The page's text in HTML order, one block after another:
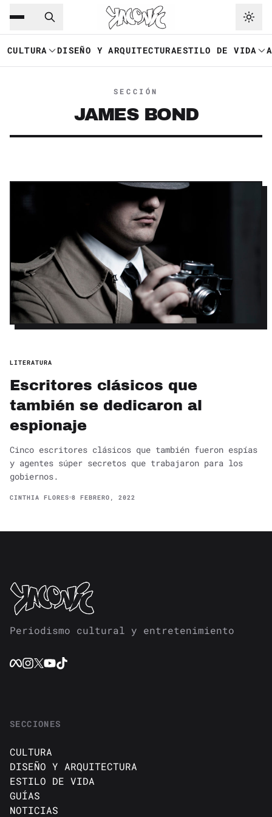
Saltar al contenido principal
CULTURA DISEÑO Y ARQUITECTURAESTILO DE VIDA
SECCIÓN
JAMES BOND
LITERATURA
Escritores clásicos que
también se dedicaron al
espionaje
Cinco escritores clásicos que también fueron espías
y agentes súper secretos que trabajaron para los
gobiernos.
CINTHIA FLORES 8 FEBRERO, 2022
Periodismo cultural y entretenimiento
SECCIONES
CULTURA
DISEÑO Y ARQUITECTURA
ESTILO DE VIDA
GUÍAS
NOTICIAS